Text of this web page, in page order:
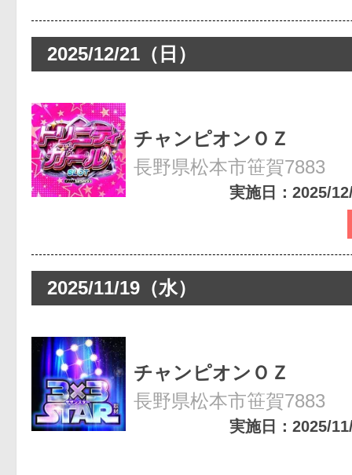
2025/12/21（日）
チャンピオンＯＺ
長野県松本市笹賀7883
実施日：2025/
2025/11/19（水）
チャンピオンＯＺ
長野県松本市笹賀7883
実施日：2025/